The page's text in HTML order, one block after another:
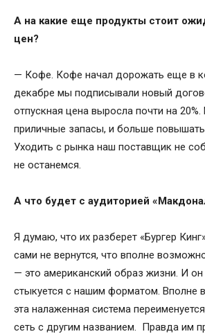
А на какие еще продукты стоит
цен?
— Кофе. Кофе начал дорожать еще в
декабре мы подписывали новый
отпускная цена выросла почти на
приличные запасы, и больше
Уходить с рынка наш поставщик не
не останемся.
А что будет с аудиторией
Я думаю, что их разберет «Бургер
сами не вернутся, что вполне
— это американский образ жизни. И он
стыкуется с нашим форматом. Вполне
эта налаженная система
сеть с другим названием. Правда им